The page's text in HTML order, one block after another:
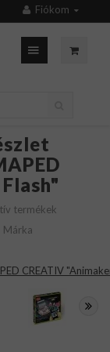
Fiókom
termékek
Márka
CREATIV